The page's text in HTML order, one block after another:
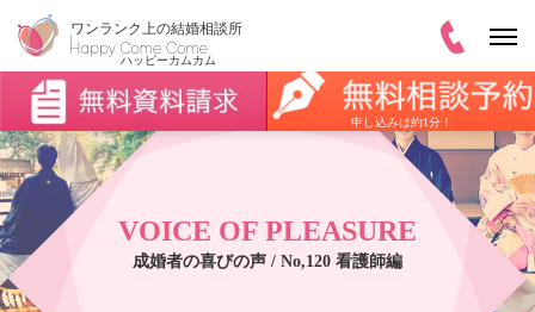
申し込みは約1分！
VOICE OF PLEASURE
成婚者の喜びの声 / No,120 看護師編